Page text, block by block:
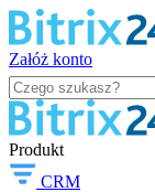
Załóż konto
Produkt
CRM